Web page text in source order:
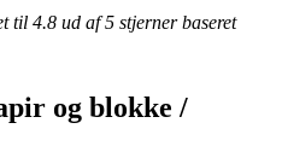
til 4.8 ud af 5 stjerner baseret
og blokke /